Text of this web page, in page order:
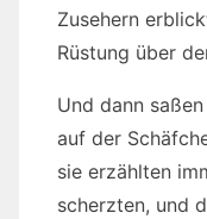
Zusehern
Rüstung über
Und dann
auf der
sie erzählten
scherzten, und